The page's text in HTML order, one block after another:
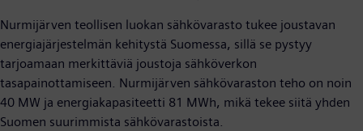
Nurmijärven teollisen luokan sähkövarasto tukee joustavan
energiajärjestelmän kehitystä Suomessa, sillä se pystyy
tarjoamaan merkittäviä joustoja sähköverkon
tasapainottamiseen. Nurmijärven sähkövaraston teho on noin
40 MW ja energiakapasiteetti 81 MWh, mikä tekee siitä yhden
Suomen suurimmista sähkövarastoista.